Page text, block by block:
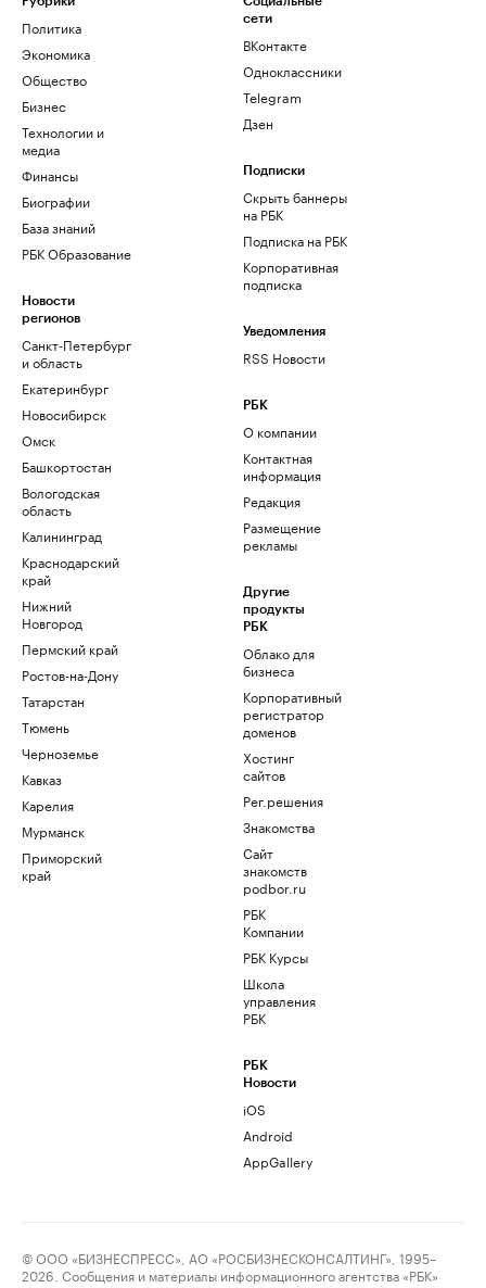
Политика
Экономика
Общество
Бизнес
Технологии и
медиа
Финансы
Биографии
База знаний
РБК Образование
Новости
регионов
Санкт-Петербург
и область
Екатеринбург
Новосибирск
Омск
Башкортостан
Вологодская
область
Калининград
Краснодарский
край
Нижний
Новгород
Пермский край
Ростов-на-Дону
Татарстан
Тюмень
Черноземье
Кавказ
Карелия
Мурманск
Приморский
край
сети
ВКонтакте
Одноклассники
Telegram
Дзен
Подписки
Скрыть баннеры
на РБК
Подписка на РБК
Корпоративная
подписка
Уведомления
RSS Новости
РБК
О компании
Контактная
информация
Редакция
Размещение
рекламы
Другие
продукты
РБК
Облако для
бизнеса
Корпоративный
регистратор
доменов
Хостинг
сайтов
Рег.решения
Знакомства
Сайт
знакомств
podbor.ru
РБК
Компании
РБК Курсы
Школа
управления
РБК
РБК
Новости
iOS
Android
AppGallery
© ООО «БИЗНЕСПРЕСС», АО «РОСБИЗНЕСКОНСАЛТИНГ», 1995–
2026. Сообщения и материалы информационного агентства «РБК»